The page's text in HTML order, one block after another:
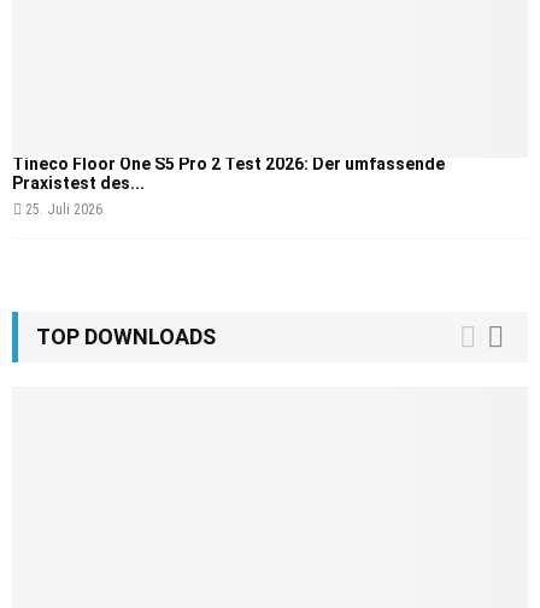
Tineco Floor One S5 Pro 2 Test 2026: Der umfassende
Praxistest des...
25. Juli 2026
TOP DOWNLOADS